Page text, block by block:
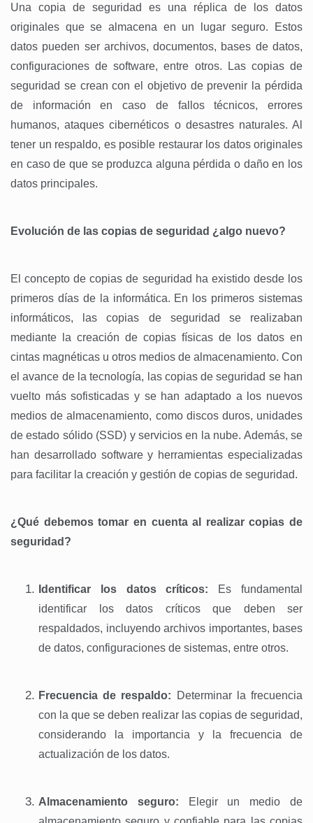
Una copia de seguridad es una réplica de los datos
originales que se almacena en un lugar seguro. Estos
datos pueden ser archivos, documentos, bases de datos,
configuraciones de software, entre otros. Las copias de
seguridad se crean con el objetivo de prevenir la pérdida
de información en caso de fallos técnicos, errores
humanos, ataques cibernéticos o desastres naturales. Al
tener un respaldo, es posible restaurar los datos originales
en caso de que se produzca alguna pérdida o daño en los
datos principales.
Evolución de las copias de seguridad ¿algo nuevo?
El concepto de copias de seguridad ha existido desde los
primeros días de la informática. En los primeros sistemas
informáticos, las copias de seguridad se realizaban
mediante la creación de copias físicas de los datos en
cintas magnéticas u otros medios de almacenamiento. Con
el avance de la tecnología, las copias de seguridad se han
vuelto más sofisticadas y se han adaptado a los nuevos
medios de almacenamiento, como discos duros, unidades
de estado sólido (SSD) y servicios en la nube. Además, se
han desarrollado software y herramientas especializadas
para facilitar la creación y gestión de copias de seguridad.
¿Qué debemos tomar en cuenta al realizar copias de
seguridad?
Identificar los datos críticos: Es fundamental
identificar los datos críticos que deben ser
respaldados, incluyendo archivos importantes, bases
de datos, configuraciones de sistemas, entre otros.
Frecuencia de respaldo: Determinar la frecuencia
con la que se deben realizar las copias de seguridad,
considerando la importancia y la frecuencia de
actualización de los datos.
Almacenamiento seguro: Elegir un medio de